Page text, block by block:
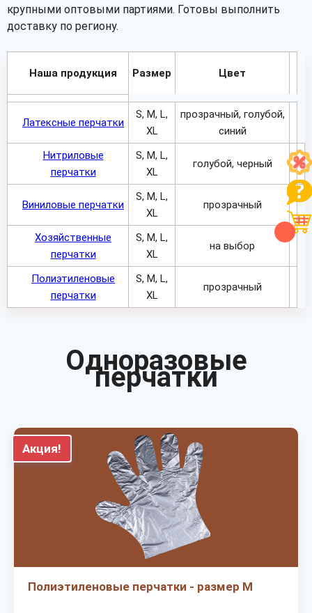
крупными оптовыми партиями. Готовы выполнить
доставку по региону.
Наша продукция Размер Цвет
Латексные перчатки
S, M, L,
XL
прозрачный, голубой,
синий
Нитриловые
перчатки
S, M, L,
XL
голубой, черный
Виниловые перчатки
S, M, L,
XL
прозрачный
Хозяйственные
перчатки
S, M, L,
XL
на выбор
Полиэтиленовые
перчатки
S, M, L,
XL
прозрачный
Одноразовые
перчатки
Акция!
Полиэтиленовые перчатки - размер M